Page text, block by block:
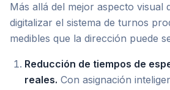
Más allá del mejor aspecto visual
digitalizar el sistema de turnos
medibles que la dirección puede
Reducción de tiempos de
reales. Con asignación